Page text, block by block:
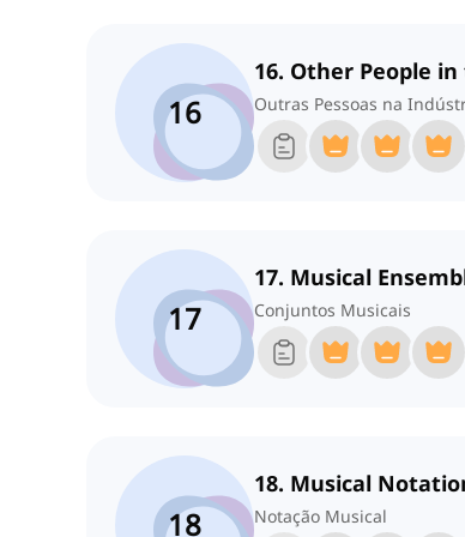
16
16. Other People
Outras Pessoas na
17
17. Musical
Conjuntos Musicais
18
18. Musical
Notação Musical